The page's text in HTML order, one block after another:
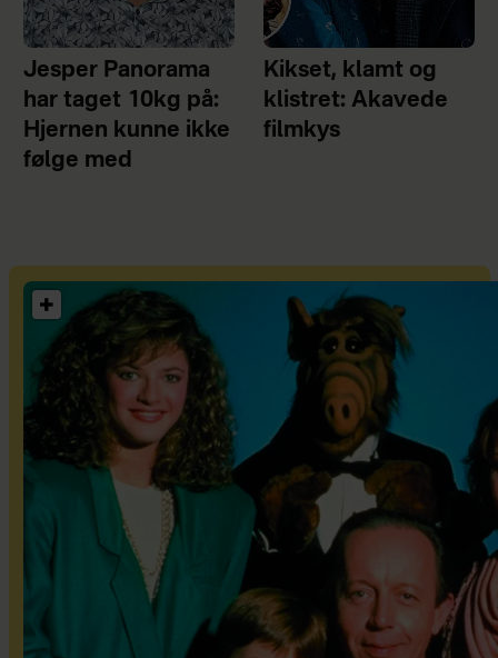
Jesper Panorama
har taget 10kg på:
Hjernen kunne ikke
følge med
Kikset, klamt og
klistret: Akavede
filmkys